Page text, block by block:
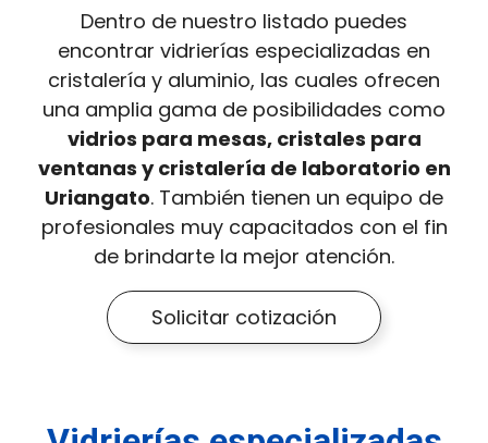
Dentro de nuestro listado puedes
encontrar vidrierías especializadas en
cristalería y aluminio, las cuales ofrecen
una amplia gama de posibilidades como
vidrios para mesas, cristales para
ventanas y cristalería de laboratorio en
Uriangato. También tienen un equipo de
profesionales muy capacitados con el fin
de brindarte la mejor atención.
Solicitar cotización